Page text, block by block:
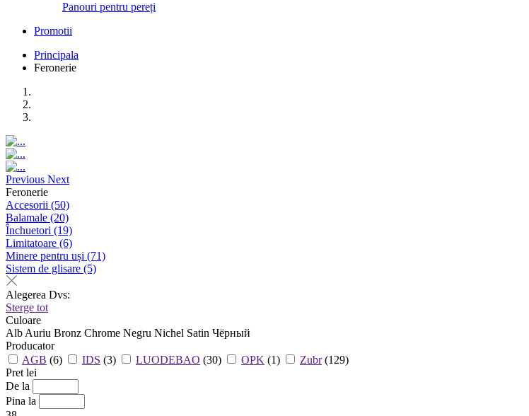
Panouri pentru pereți
Promotii
Principala
Feronerie
Previous Next
Feronerie
Accesorii (50)
Balamale (20)
Închuetori (19)
Limitatoare (6)
Minere pentru uși (71)
Sistem de glisare (5)
Alegerea Dvs:
Sterge tot
Culoare
Alb Auriu Bronz Chrome Negru Nichel Satin Чёрный
Producator
AGB (6) IDS (3) LUODEBAO (30) OPK (1) Zubr (129)
Pret lei
De la
Pina la